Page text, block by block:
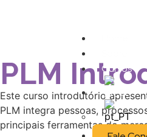
Cursos
PLM
Este curso introdutório
PLM integra pessoas,
principais ferramentas do